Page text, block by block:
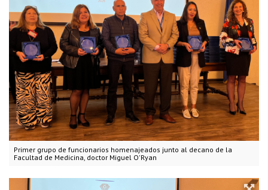
Primer grupo de funcionarios homenajeados junto al decano de la
Facultad de Medicina, doctor Miguel O'Ryan